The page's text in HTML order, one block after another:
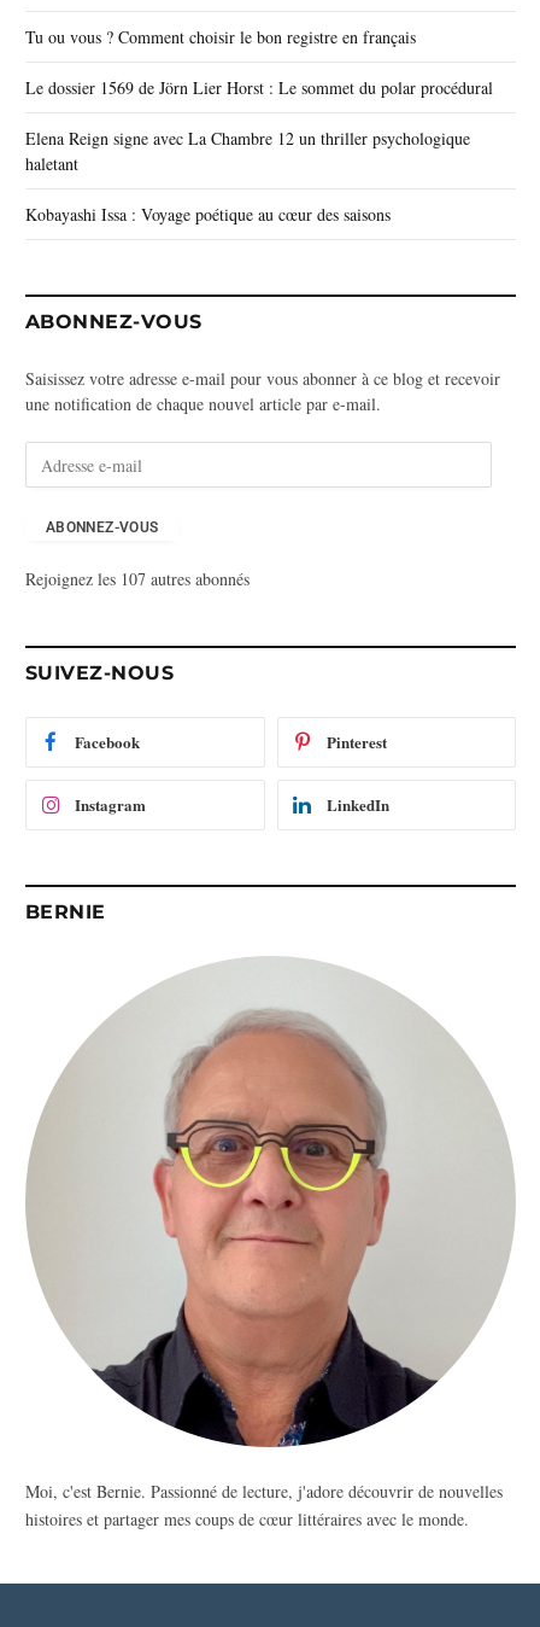
Tu ou vous ? Comment choisir le bon registre en français
Le dossier 1569 de Jörn Lier Horst : Le sommet du polar procédural
Elena Reign signe avec La Chambre 12 un thriller psychologique
haletant
Kobayashi Issa : Voyage poétique au cœur des saisons
ABONNEZ-VOUS
Saisissez votre adresse e-mail pour vous abonner à ce blog et recevoir
une notification de chaque nouvel article par e-mail.
s
-
m
ABONNEZ-VOUS
Rejoignez les 107 autres abonnés
SUIVEZ-NOUS
Facebook Pinterest
Instagram LinkedIn
BERNIE
Moi, c'est Bernie. Passionné de lecture, j'adore découvrir de nouvelles
histoires et partager mes coups de cœur littéraires avec le monde.